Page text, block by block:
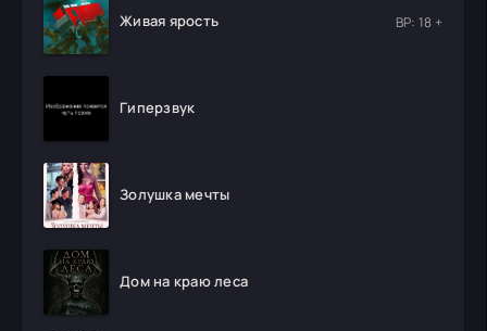
Живая ярость ВР: 18 +
Гиперзвук
Золушка мечты
Дом на краю леса